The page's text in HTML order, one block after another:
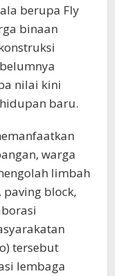
berupa Fly
binaan
nilai kini
baru.
warga
limbah
block,
tersebut
lembaga